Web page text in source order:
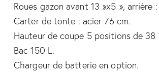
Roues gazon avant 13 »x5 », arrière
Carter de tonte : acier 76 cm.
Hauteur de coupe 5 positions de 38
Bac 150 L.
Chargeur de batterie en option.